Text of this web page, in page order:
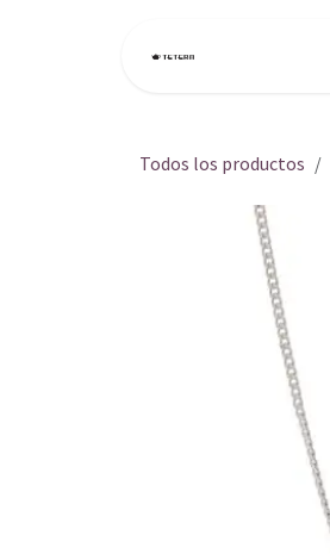
Todos los productos